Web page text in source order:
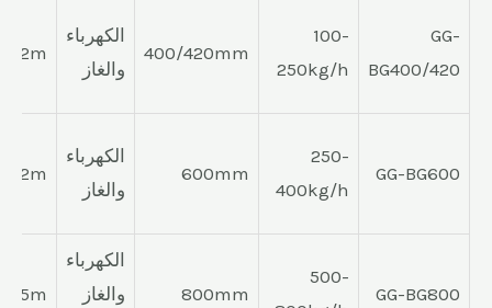
GG-
BG400/420
100-
250kg/h
400/420mm
الكهرباء
والغاز
GG-BG600
250-
400kg/h
600mm
الكهرباء
والغاز
GG-BG800
500-
800mm
الكهرباء
والغاز